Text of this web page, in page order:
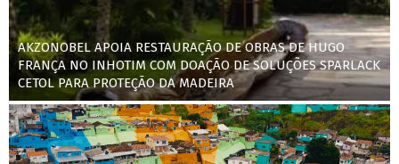
AKZONOBEL APOIA RESTAURAÇÃO DE OBRAS DE HUGO
FRANÇA NO INHOTIM COM DOAÇÃO DE SOLUÇÕES SPARLACK
CETOL PARA PROTEÇÃO DA MADEIRA